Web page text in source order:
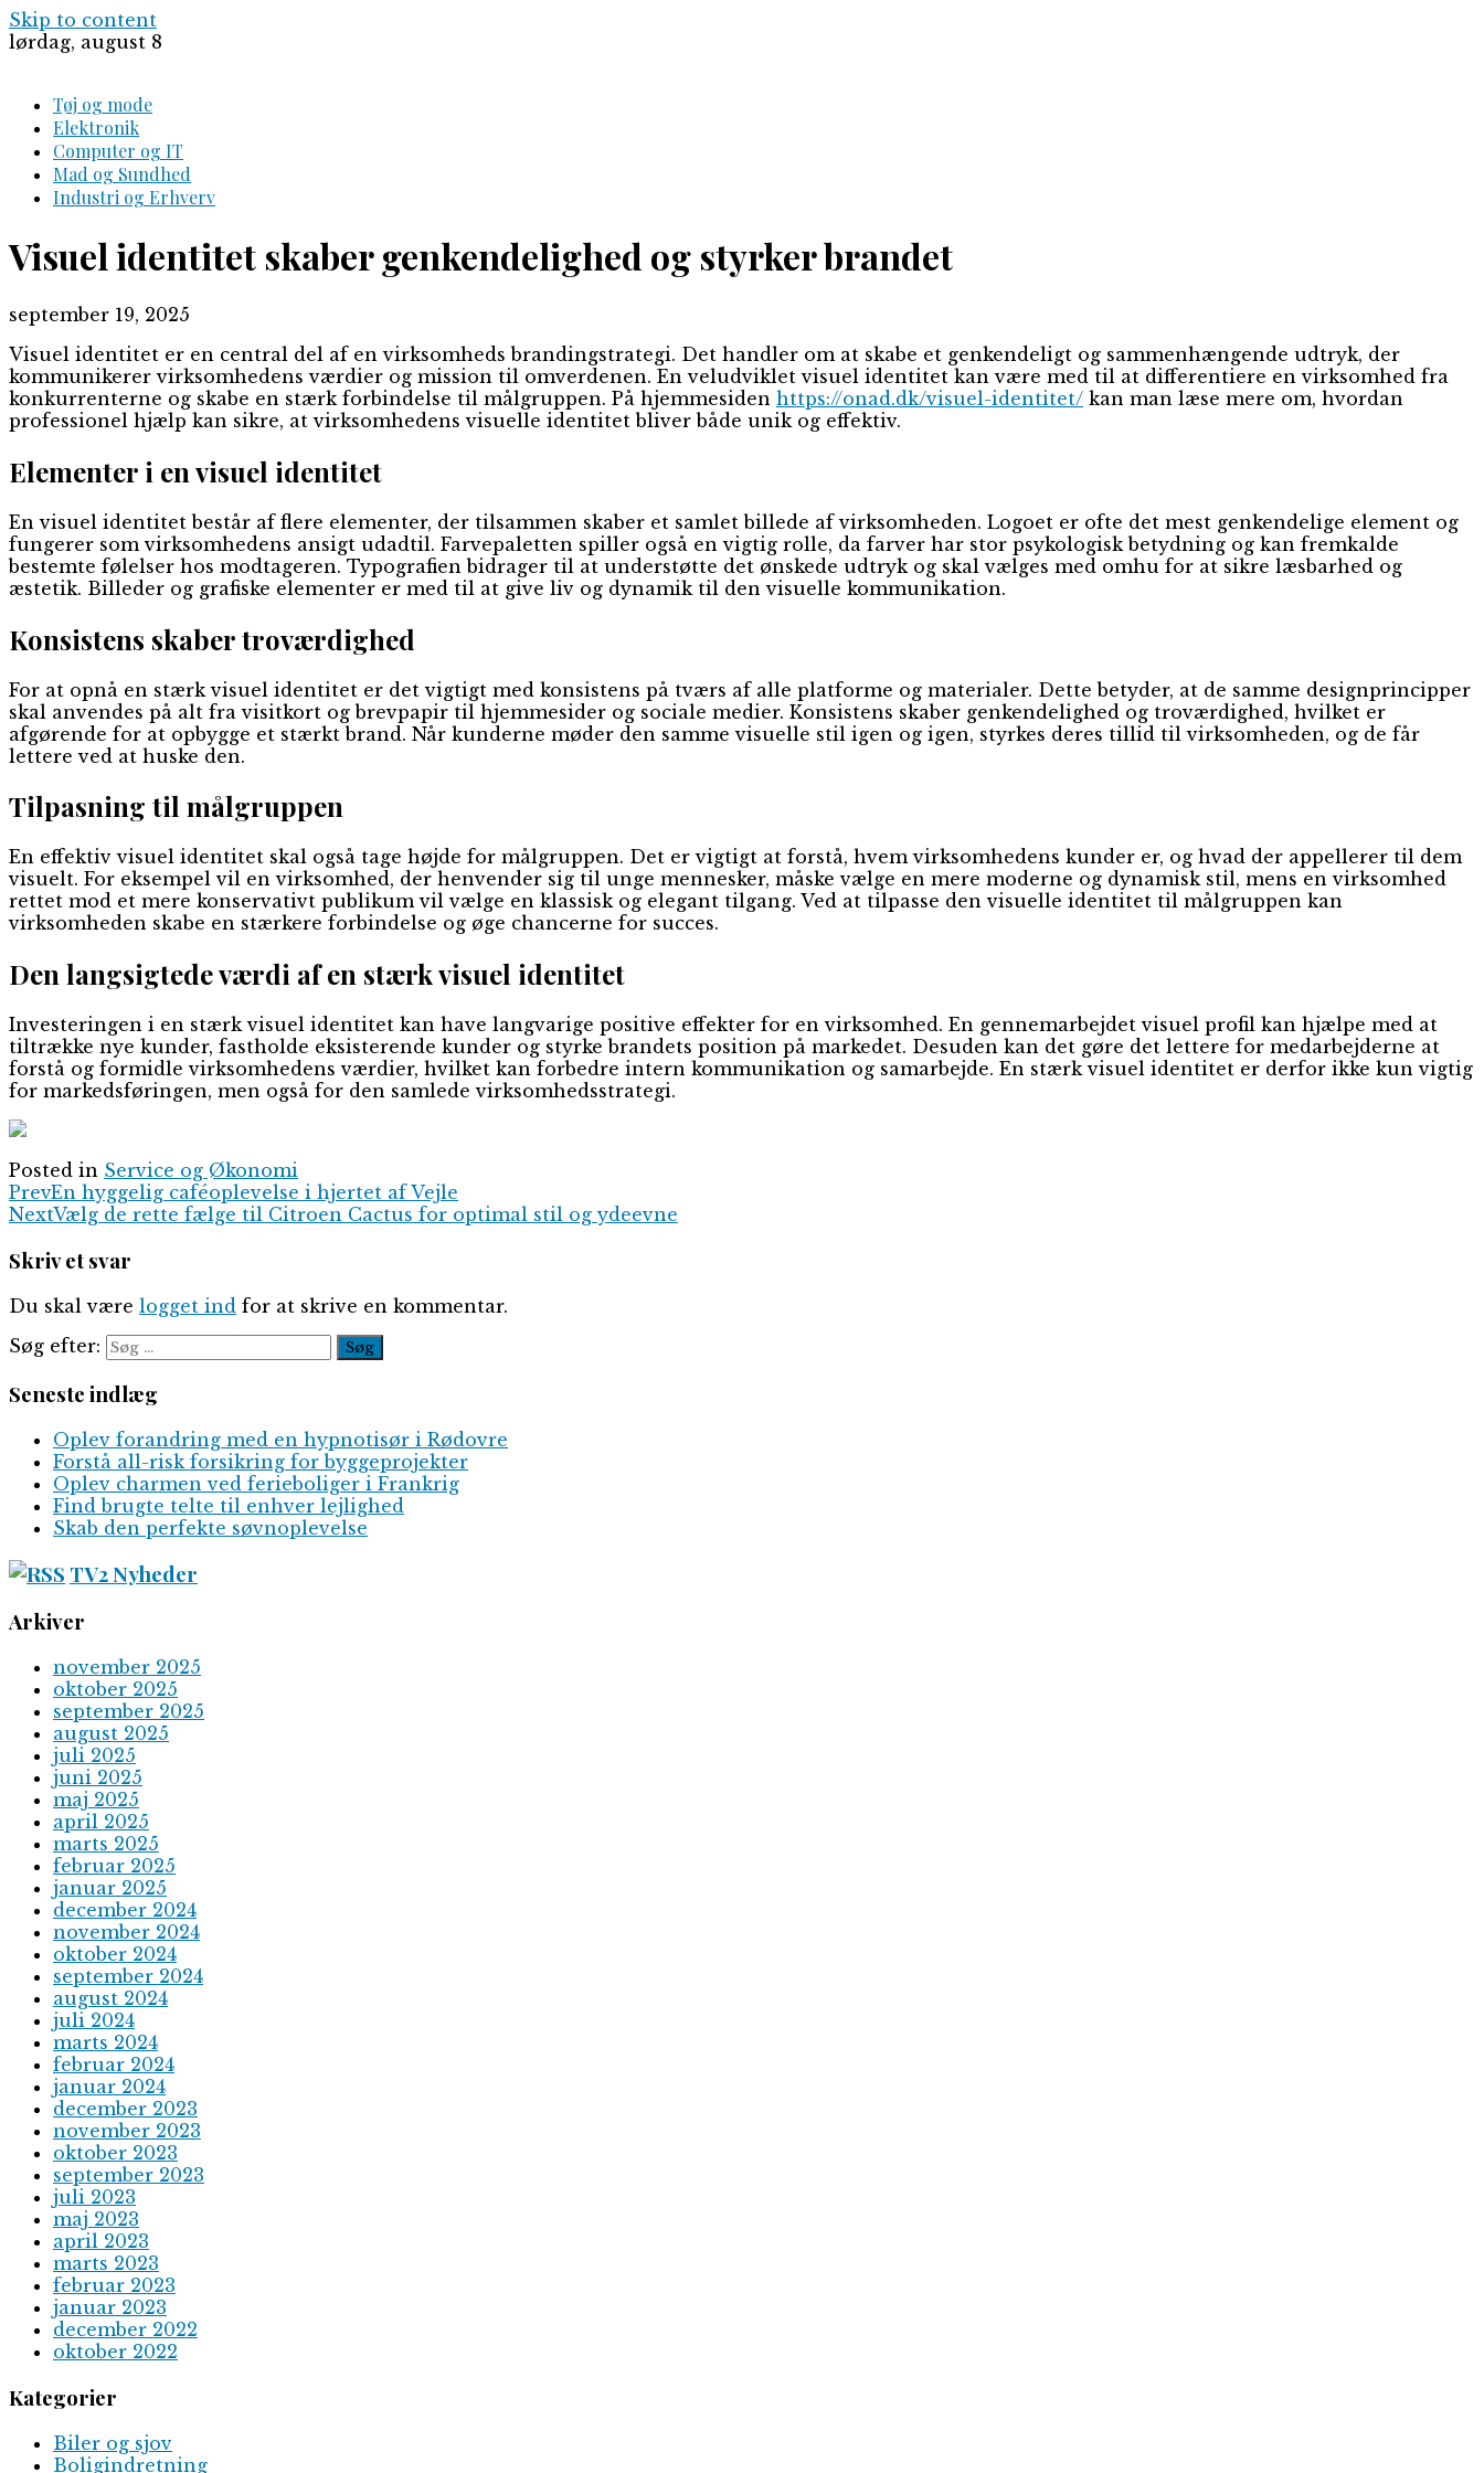
Skip to content
lørdag, august 8
Tøj og mode
Elektronik
Computer og IT
Mad og Sundhed
Industri og Erhverv
Visuel identitet skaber genkendelighed og styrker brandet
september 19, 2025
Visuel identitet er en central del af en virksomheds brandingstrategi. Det handler om at skabe et genkendeligt og sammenhængende udtryk, der
kommunikerer virksomhedens værdier og mission til omverdenen. En veludviklet visuel identitet kan være med til at differentiere en virksomhed fra
konkurrenterne og skabe en stærk forbindelse til målgruppen. På hjemmesiden https://onad.dk/visuel-identitet/ kan man læse mere om, hvordan
professionel hjælp kan sikre, at virksomhedens visuelle identitet bliver både unik og effektiv.
Elementer i en visuel identitet
En visuel identitet består af flere elementer, der tilsammen skaber et samlet billede af virksomheden. Logoet er ofte det mest genkendelige element og
fungerer som virksomhedens ansigt udadtil. Farvepaletten spiller også en vigtig rolle, da farver har stor psykologisk betydning og kan fremkalde
bestemte følelser hos modtageren. Typografien bidrager til at understøtte det ønskede udtryk og skal vælges med omhu for at sikre læsbarhed og
æstetik. Billeder og grafiske elementer er med til at give liv og dynamik til den visuelle kommunikation.
Konsistens skaber troværdighed
For at opnå en stærk visuel identitet er det vigtigt med konsistens på tværs af alle platforme og materialer. Dette betyder, at de samme designprincipper
skal anvendes på alt fra visitkort og brevpapir til hjemmesider og sociale medier. Konsistens skaber genkendelighed og troværdighed, hvilket er
afgørende for at opbygge et stærkt brand. Når kunderne møder den samme visuelle stil igen og igen, styrkes deres tillid til virksomheden, og de får
lettere ved at huske den.
Tilpasning til målgruppen
En effektiv visuel identitet skal også tage højde for målgruppen. Det er vigtigt at forstå, hvem virksomhedens kunder er, og hvad der appellerer til dem
visuelt. For eksempel vil en virksomhed, der henvender sig til unge mennesker, måske vælge en mere moderne og dynamisk stil, mens en virksomhed
rettet mod et mere konservativt publikum vil vælge en klassisk og elegant tilgang. Ved at tilpasse den visuelle identitet til målgruppen kan
virksomheden skabe en stærkere forbindelse og øge chancerne for succes.
Den langsigtede værdi af en stærk visuel identitet
Investeringen i en stærk visuel identitet kan have langvarige positive effekter for en virksomhed. En gennemarbejdet visuel profil kan hjælpe med at
tiltrække nye kunder, fastholde eksisterende kunder og styrke brandets position på markedet. Desuden kan det gøre det lettere for medarbejderne at
forstå og formidle virksomhedens værdier, hvilket kan forbedre intern kommunikation og samarbejde. En stærk visuel identitet er derfor ikke kun vigtig
for markedsføringen, men også for den samlede virksomhedsstrategi.
Posted in Service og Økonomi
PrevEn hyggelig caféoplevelse i hjertet af Vejle
NextVælg de rette fælge til Citroen Cactus for optimal stil og ydeevne
Skriv et svar
Du skal være logget ind for at skrive en kommentar.
Søg efter:
Seneste indlæg
Oplev forandring med en hypnotisør i Rødovre
Forstå all-risk forsikring for byggeprojekter
Oplev charmen ved ferieboliger i Frankrig
Find brugte telte til enhver lejlighed
Skab den perfekte søvnoplevelse
TV2 Nyheder
Arkiver
november 2025
oktober 2025
september 2025
august 2025
juli 2025
juni 2025
maj 2025
april 2025
marts 2025
februar 2025
januar 2025
december 2024
november 2024
oktober 2024
september 2024
august 2024
juli 2024
marts 2024
februar 2024
januar 2024
december 2023
november 2023
oktober 2023
september 2023
juli 2023
maj 2023
april 2023
marts 2023
februar 2023
januar 2023
december 2022
oktober 2022
Kategorier
Biler og sjov
Boligindretning